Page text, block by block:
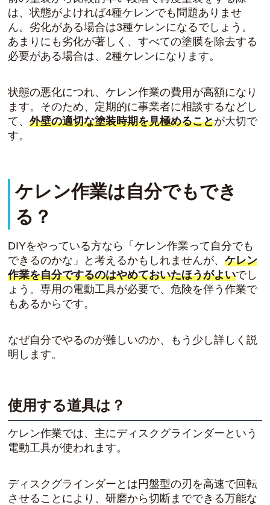
は、状態がよければ4種ケレンでも問題ありませ
ん。劣化がある場合は3種ケレンになるでしょう。
あまりにも劣化が著しく、すべての塗膜を除去する
必要がある場合は、2種ケレンになります。
状態の悪化につれ、ケレン作業の費用が高額になり
ます。そのため、定期的に事業者に相談するなどし
て、外壁の適切な塗装時期を見極めることが大切で
す。
ケレン作業は自分でもでき
る？
DIYをやっている方なら「ケレン作業って自分でも
できるのかな」と考えるかもしれませんが、ケレン
作業を自分でするのはやめておいたほうがよいでし
ょう。専用の電動工具が必要で、危険を伴う作業で
もあるからです。
なぜ自分でやるのが難しいのか、もう少し詳しく説
明します。
使用する道具は？
ケレン作業では、主にディスクグラインダーという
電動工具が使われます。
ディスクグラインダーとは円盤型の刃を高速で回転
させることにより、研磨から切断までできる万能な